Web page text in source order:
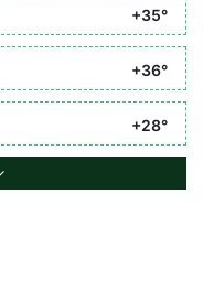
+35°
+36°
+28°